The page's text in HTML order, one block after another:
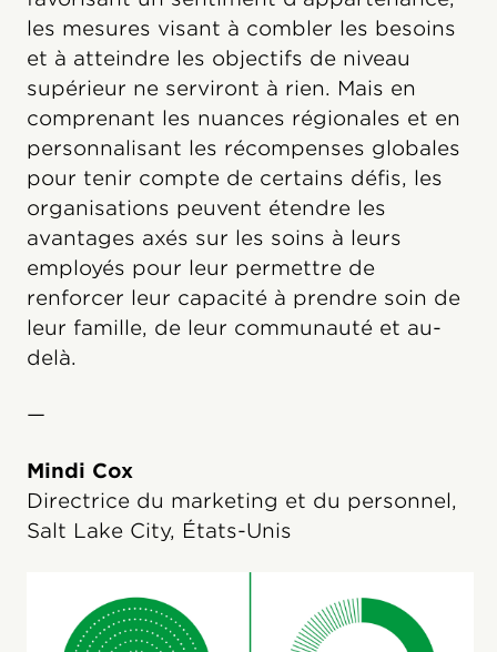
les mesures visant à combler les besoins
et à atteindre les objectifs de niveau
supérieur ne serviront à rien. Mais en
comprenant les nuances régionales et en
personnalisant les récompenses globales
pour tenir compte de certains défis, les
organisations peuvent étendre les
avantages axés sur les soins à leurs
employés pour leur permettre de
renforcer leur capacité à prendre soin de
leur famille, de leur communauté et au-
delà.
—
Mindi Cox
Directrice du marketing et du personnel,
Salt Lake City, États-Unis